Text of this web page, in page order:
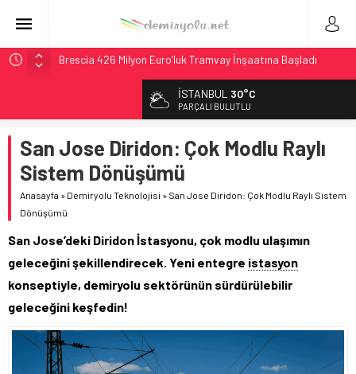
Brescia 426 Milyon Euro’luk Tramvay İnşaatına Başladı
Northern Railway Doğruladı: 308 Bin Rupiye Özel Vagonda
Chicago’da Metra Polisi BVLOS Drone’larla Müdahale
Süresini Kısalttı
NJ Transit’ten Tarihi Bütçe: 46 Yılın Rekoru Onaylandı
České dráhy 101 Yaşındaki Buharlıyı Šumava Seferlerine
Çıkarıyor
İSTANBUL 30°C
PARÇALI BULUTLU
San Jose Diridon: Çok Modlu Raylı
Sistem Dönüşümü
Anasayfa » Demiryolu Teknolojisi » San Jose Diridon: Çok Modlu Raylı Sistem
Dönüşümü
San Jose’deki Diridon İstasyonu, çok modlu ulaşımın
geleceğini şekillendirecek. Yeni entegre istasyon
konseptiyle, demiryolu sektörünün sürdürülebilir
geleceğini keşfedin!